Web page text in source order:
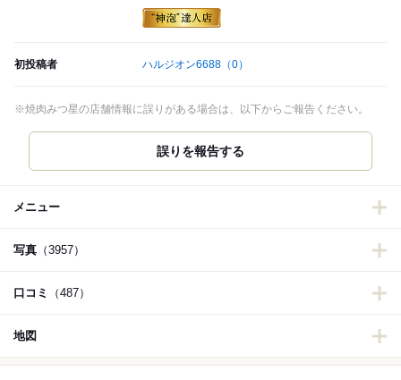
初投稿者 ハルジオン6688 （0）
※焼肉みつ星の店舗情報に誤りがある場合は、以下からご報告ください。
誤りを報告する
メニュー
写真 （3957）
口コミ （487）
地図